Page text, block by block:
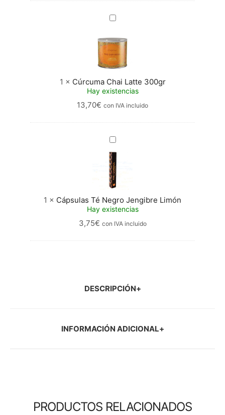
Cúrcuma
Latte
300gr
1 × Cúrcuma Chai Latte 300gr
Hay existencias
13,70€ con IVA incluido
Cápsulas
Té
Negro
Jengibre
Limón
1 × Cápsulas Té Negro Jengibre Limón
Hay existencias
3,75€ con IVA incluido
DESCRIPCIÓN
INFORMACIÓN ADICIONAL
PRODUCTOS RELACIONADOS